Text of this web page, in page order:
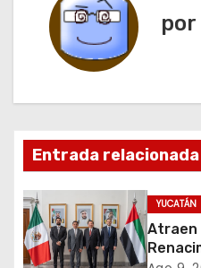
c
i
ó
n
por
Entrada relacionada
YUCATÁN
Atraen